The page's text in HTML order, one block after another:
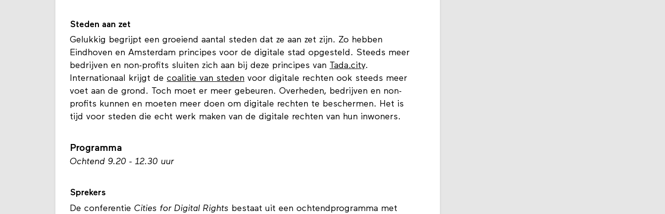
Steden aan zet
Gelukkig begrijpt een groeiend aantal steden dat ze aan zet zijn. Zo hebben
Eindhoven en Amsterdam principes voor de digitale stad opgesteld. Steeds meer
bedrijven en non-profits sluiten zich aan bij deze principes van Tada.city.
Internationaal krijgt de coalitie van steden voor digitale rechten ook steeds meer
voet aan de grond. Toch moet er meer gebeuren. Overheden, bedrijven en non-
profits kunnen en moeten meer doen om digitale rechten te beschermen. Het is
tijd voor steden die echt werk maken van de digitale rechten van hun inwoners.
Programma
Ochtend 9.20 - 12.30 uur
Sprekers
De conferentie Cities for Digital Rights bestaat uit een ochtendprogramma met